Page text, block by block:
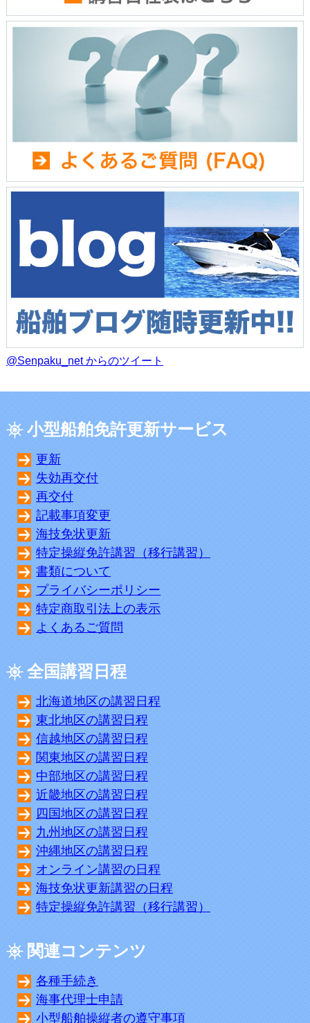
@Senpaku_net からのツイート
小型船舶免許更新サービス
更新
失効再交付
再交付
記載事項変更
海技免状更新
特定操縦免許講習（移行講習）
書類について
プライバシーポリシー
特定商取引法上の表示
よくあるご質問
全国講習日程
北海道地区の講習日程
東北地区の講習日程
信越地区の講習日程
関東地区の講習日程
中部地区の講習日程
近畿地区の講習日程
四国地区の講習日程
九州地区の講習日程
沖縄地区の講習日程
オンライン講習の日程
海技免状更新講習の日程
特定操縦免許講習（移行講習）
関連コンテンツ
各種手続き
海事代理士申請
小型船舶操縦者の遵守事項